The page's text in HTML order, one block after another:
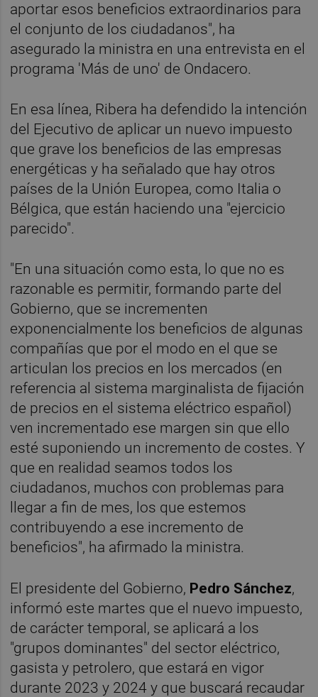
aportar esos beneficios extraordinarios para
el conjunto de los ciudadanos", ha
asegurado la ministra en una entrevista en el
programa 'Más de uno' de Ondacero.
En esa línea, Ribera ha defendido la intención
del Ejecutivo de aplicar un nuevo impuesto
que grave los beneficios de las empresas
energéticas y ha señalado que hay otros
países de la Unión Europea, como Italia o
Bélgica, que están haciendo una "ejercicio
parecido".
"En una situación como esta, lo que no es
razonable es permitir, formando parte del
Gobierno, que se incrementen
exponencialmente los beneficios de algunas
compañías que por el modo en el que se
articulan los precios en los mercados (en
referencia al sistema marginalista de fijación
de precios en el sistema eléctrico español)
ven incrementado ese margen sin que ello
esté suponiendo un incremento de costes. Y
que en realidad seamos todos los
ciudadanos, muchos con problemas para
llegar a fin de mes, los que estemos
contribuyendo a ese incremento de
beneficios", ha afirmado la ministra.
El presidente del Gobierno, Pedro Sánchez,
informó este martes que el nuevo impuesto,
de carácter temporal, se aplicará a los
"grupos dominantes" del sector eléctrico,
gasista y petrolero, que estará en vigor
durante 2023 y 2024 y que buscará recaudar